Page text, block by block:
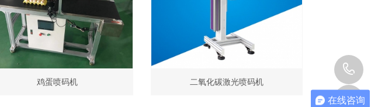
鸡蛋喷码机 二氧化碳激光喷码机
在线咨询